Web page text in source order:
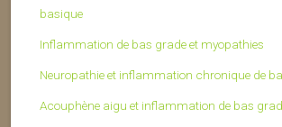
basique
Inflammation de bas grade et myopathies
Neuropathie et inflammation chronique de
Acouphène aigu et inflammation de bas